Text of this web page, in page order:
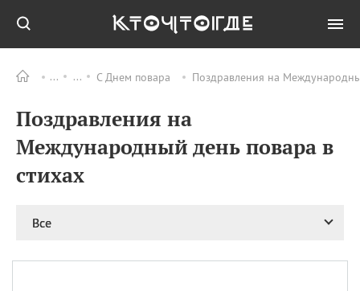
С Днем повара Поздравления на
Поздравления на
Международный день повара в
стихах
Все
ПРАЗДНИКИ Все
09.08
целителя Пантелеимона